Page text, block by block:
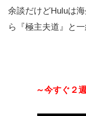
余談だけどHuluは
ら『極主夫道』と
～今すぐ２